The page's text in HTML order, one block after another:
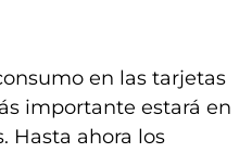
en las tarjetas
importante estará en
Hasta ahora los